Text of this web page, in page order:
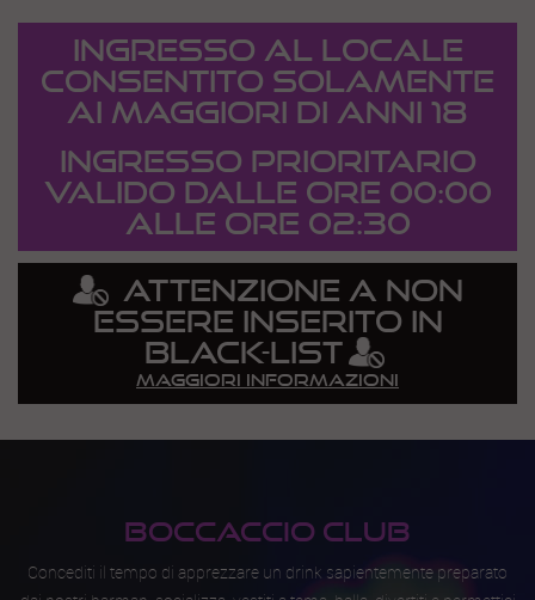
INGRESSO AL LOCALE
CONSENTITO SOLAMENTE
AI MAGGIORI DI ANNI 18
Ingresso Prioritario
valido dalle ore 00:00
alle ore 02:30
ATTENZIONE A NON
ESSERE INSERITO IN
BLACK-LIST
maggiori informazioni
BOCCACCIO CLUB
Concediti il tempo di apprezzare un drink sapientemente preparato